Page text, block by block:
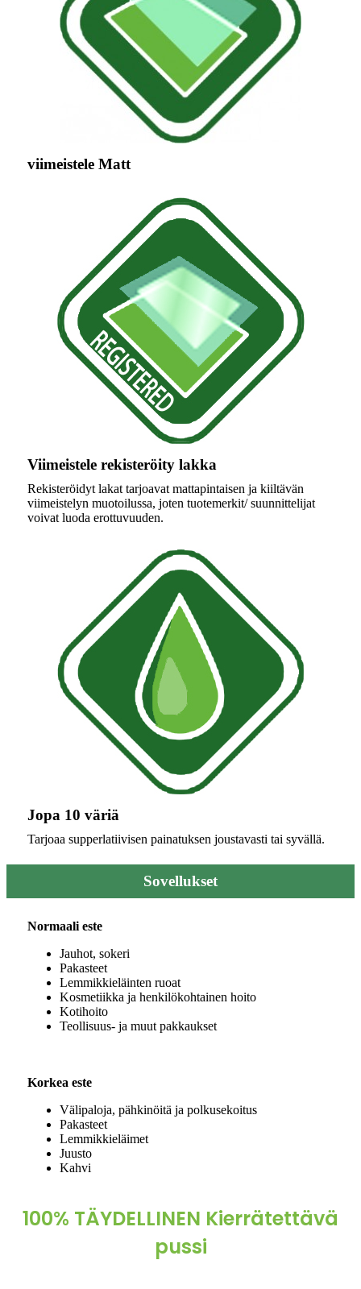
viimeistele Matt
Viimeistele rekisteröity lakka
Rekisteröidyt lakat tarjoavat mattapintaisen ja kiiltävän
viimeistelyn muotoilussa, joten tuotemerkit/ suunnittelijat
voivat luoda erottuvuuden.
Jopa 10 väriä
Tarjoaa supperlatiivisen painatuksen joustavasti tai syvällä.
Sovellukset
Normaali este
Jauhot, sokeri
Pakasteet
Lemmikkieläinten ruoat
Kosmetiikka ja henkilökohtainen hoito
Kotihoito
Teollisuus- ja muut pakkaukset
Korkea este
Välipaloja, pähkinöitä ja polkusekoitus
Pakasteet
Lemmikkieläimet
Juusto
Kahvi
100% TÄYDELLINEN Kierrätettävä
pussi